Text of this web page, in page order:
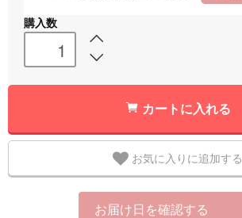
購入数
カートに入れる
お気に入りに追加する
お届け日を確認する